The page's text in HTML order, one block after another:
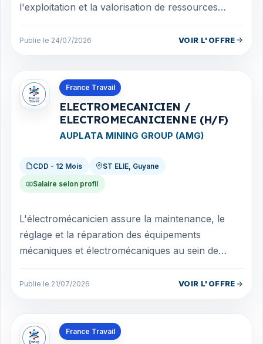
l'exploitation et la valorisation de ressources
Publie le 24/07/2026 VOIR L'OFFRE
France Travail
ELECTROMECANICIEN /
ELECTROMECANICIENNE (H/F)
AUPLATA MINING GROUP (AMG)
CDD - 12 Mois ST ELIE, Guyane
Salaire selon profil
L'électromécanicien assure la maintenance, le
réglage et la réparation des équipements
mécaniques et électromécaniques au sein de
Publie le 21/07/2026 VOIR L'OFFRE
Offres en Guyane
France Travail
Offres en Guyane